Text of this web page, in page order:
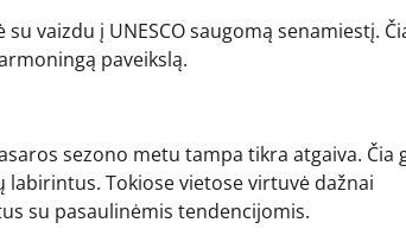
vaizdu į UNESCO saugomą senamiestį.
paveikslą.
sezono metu tampa tikra atgaiva. Čia
Tokiose vietose virtuvė dažnai
su pasaulinėmis tendencijomis.